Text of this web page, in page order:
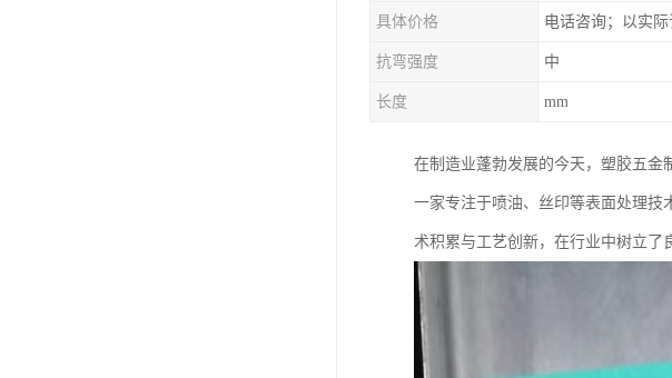
具体价格 电话咨询；以实
抗弯强度 中
长度 mm
在制造业蓬勃发展的今天，塑胶五金
一家专注于喷油、丝印等表面处理技
术积累与工艺创新，在行业中树立了